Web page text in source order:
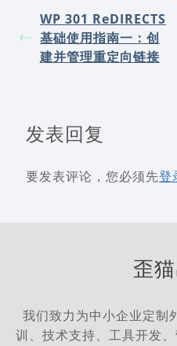
WP 301 ReDIRECTS
基础使用指南一：创
建并管理重定向链接
发表回复
要发表评论，您必须先登
歪
我们致力为中小企业定制
训、技术支持、工具开发